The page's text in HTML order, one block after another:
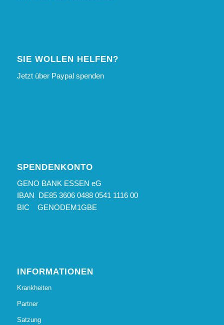
SIE WOLLEN HELFEN?
Jetzt über Paypal spenden
SPENDENKONTO
GENO BANK ESSEN eG
IBAN DE85 3606 0488 0541 1116 00
BIC GENODEM1GBE
INFORMATIONEN
Krankheiten
Partner
Satzung